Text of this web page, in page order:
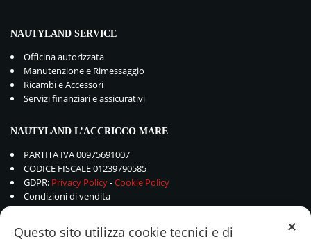
NAUTYLAND SERVICE
Officina autorizzata
Manutenzione e Rimessaggio
Ricambi e Accessori
Servizi finanziari e assicurativi
NAUTYLAND L’ACCRICCO MARE
PARTITA IVA 00975691007
CODICE FISCALE 01239790585
GDPR: Privacy Policy-Cookie Policy
Condizioni di vendita
✕
Questo sito utilizza cookie tecnici e di